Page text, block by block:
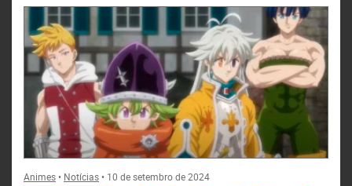
Animes• Notícias• 10 de setembro de 2024